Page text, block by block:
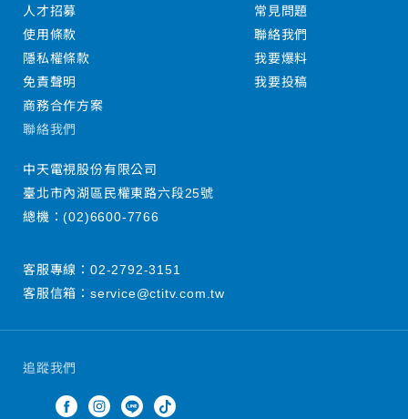
追蹤我們
人才招募
使用條款
隱私權條款
免責聲明
商務合作方案
常見問題
聯絡我們
我要爆料
我要投稿
聯絡我們
中天電視股份有限公司
臺北市內湖區民權東路六段25號
總機：(02)6600-7766
客服專線： 02-2792-3151
客服信箱： service@ctitv.com.tw